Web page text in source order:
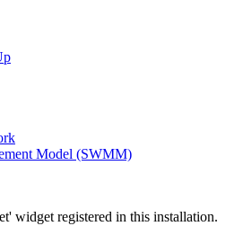
Model (SWMM)
widget registered in this installation.